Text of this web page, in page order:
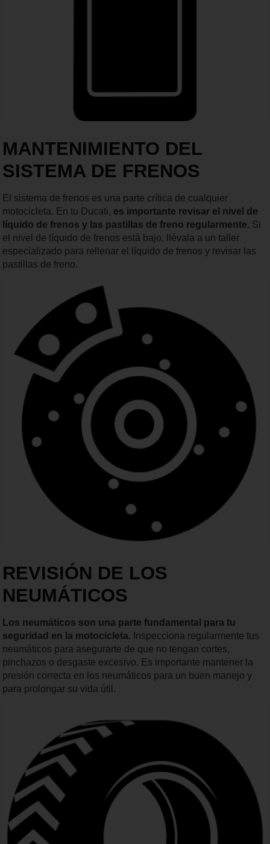
MANTENIMIENTO DEL
SISTEMA DE FRENOS
El sistema de frenos es una parte crítica de cualquier
motocicleta. En tu Ducati, es importante revisar el nivel de
líquido de frenos y las pastillas de freno regularmente. Si
el nivel de líquido de frenos está bajo, llévala a un taller
especializado para rellenar el líquido de frenos y revisar las
pastillas de freno.
REVISIÓN DE LOS
NEUMÁTICOS
Los neumáticos son una parte fundamental para tu
seguridad en la motocicleta. Inspecciona regularmente tus
neumáticos para asegurarte de que no tengan cortes,
pinchazos o desgaste excesivo. Es importante mantener la
presión correcta en los neumáticos para un buen manejo y
para prolongar su vida útil.